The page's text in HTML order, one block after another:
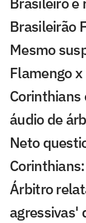
Brasileirão
Mesmo
Flamengo
Corinthians
áudio de
Neto
Árbitro
agressivas'